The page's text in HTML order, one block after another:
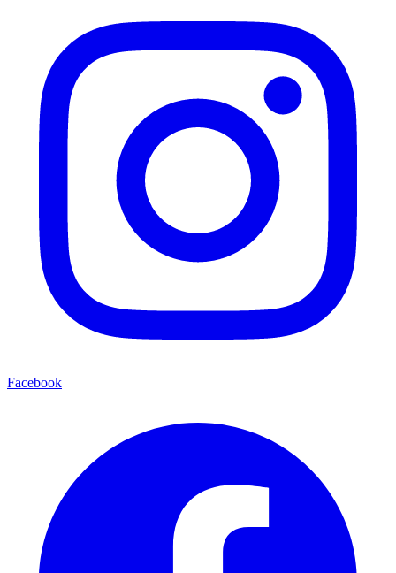
Facebook